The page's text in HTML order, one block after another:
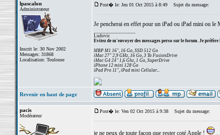
lpascalon
Administrateur
Inscrit le: 30 Nov 2002
Messages: 31868
Localisation: Toulouse
Post� le: Jeu 01 Oct 2015 à 8:49 Sujet du message:
Je pencherai en effet pour un iPad ou iPad mini ou le
Ludovic
Evitez de m'envoyer des messages perso sur le forum. Je préfère
MBP M1 16", 16 Go, SSD 512 Go
iMac 27" 2,9 GHz, 16 Go, 3 To FusionDrive
iMac G4 24" 1,6 Ghz, 1 Go, SuperDrive
iPhone 12 mini 128 Go
iPad Pro 11", iPad mini Cellular...
Revenir en haut de page
pacis
Modérateur
Post� le: Ven 02 Oct 2015 à 9:38 Sujet du message:
je ne peux de toute façon que rester coté Apple ! .